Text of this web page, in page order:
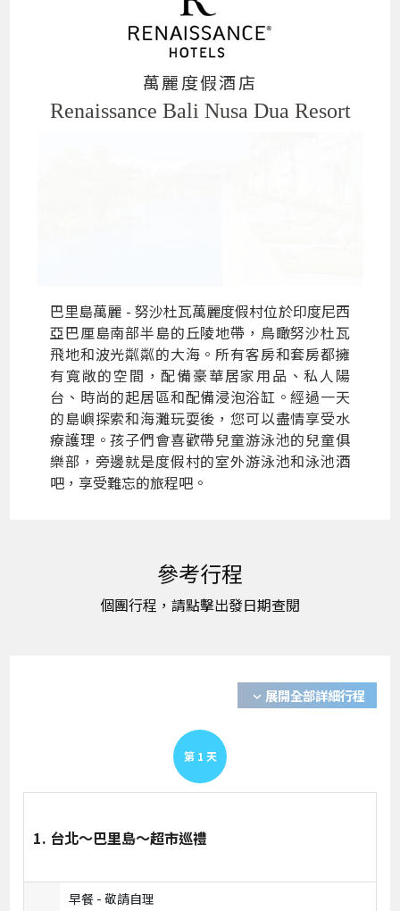
萬麗度假酒店
Renaissance Bali Nusa Dua Resort
巴里島萬麗 - 努沙杜瓦萬麗度假村位於印度尼西
亞巴厘島南部半島的丘陵地帶，鳥瞰努沙杜瓦
飛地和波光粼粼的大海。所有客房和套房都擁
有寬敞的空間，配備豪華居家用品、私人陽
台、時尚的起居區和配備浸泡浴缸。經過一天
的島嶼探索和海灘玩耍後，您可以盡情享受水
療護理。孩子們會喜歡帶兒童游泳池的兒童俱
樂部，旁邊就是度假村的室外游泳池和泳池酒
吧，享受難忘的旅程吧。
expand_more 展開全部詳細行程
第 1 天
1. 台北～巴里島～超市巡禮
早餐 -敬請自理